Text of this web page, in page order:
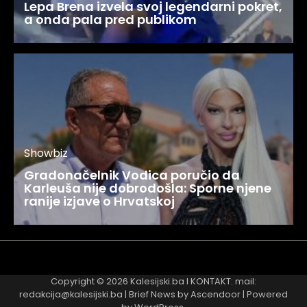
Lepa Brena izvela svoj legendarni pokret,
a onda pala pred publikom
Showbiz
Gradonačelnik Vodica poručio da
Karleuša nije dobrodošla: Sporne njene
ranije izjave o Hrvatskoj
Copyright © 2026 Kalesijski.ba I KONTAKT: mail:
redakcija@kalesijski.ba | Brief News byAscendoor| Powered